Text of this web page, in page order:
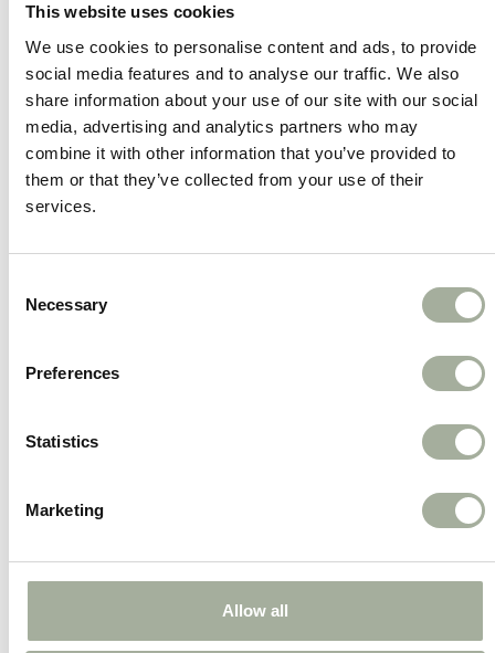
This website uses cookies
We use cookies to personalise content and ads, to provide
social media features and to analyse our traffic. We also
share information about your use of our site with our social
media, advertising and analytics partners who may
combine it with other information that you’ve provided to
them or that they’ve collected from your use of their
services.
Selection
Necessary
Preferences
Statistics
Marketing
Allow all
spieropbouw en algehele gezondheid van je
hond.
Gezond en verantwoord– Gemaakt van
natuurlijke ingrediënten zonder kunstmatige
toevoegingen.
Geschikt voor alle honden– Een heerlijke
snack voor honden van alle rassen en
leeftijden.
De Wanpy Chicken Jerky & Biscuit Twists zijn niet
dragen ook bij aan een gezond en gelukkig leven.
balans tussen knapperigheid en malsheid, is dit